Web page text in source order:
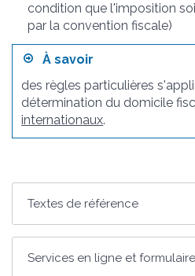
condition que l'imposition
par la convention fiscale)
À savoir
des règles particulières
détermination du domicile
internationaux.
Textes de référence
Services en ligne et